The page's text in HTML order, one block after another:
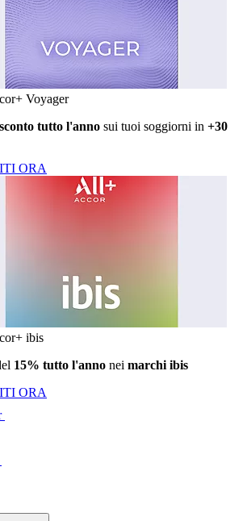
Voyager
tutto l'anno sui tuoi soggiorni in +30
ORA
ibis
15% tutto l'anno nei marchi ibis
ORA